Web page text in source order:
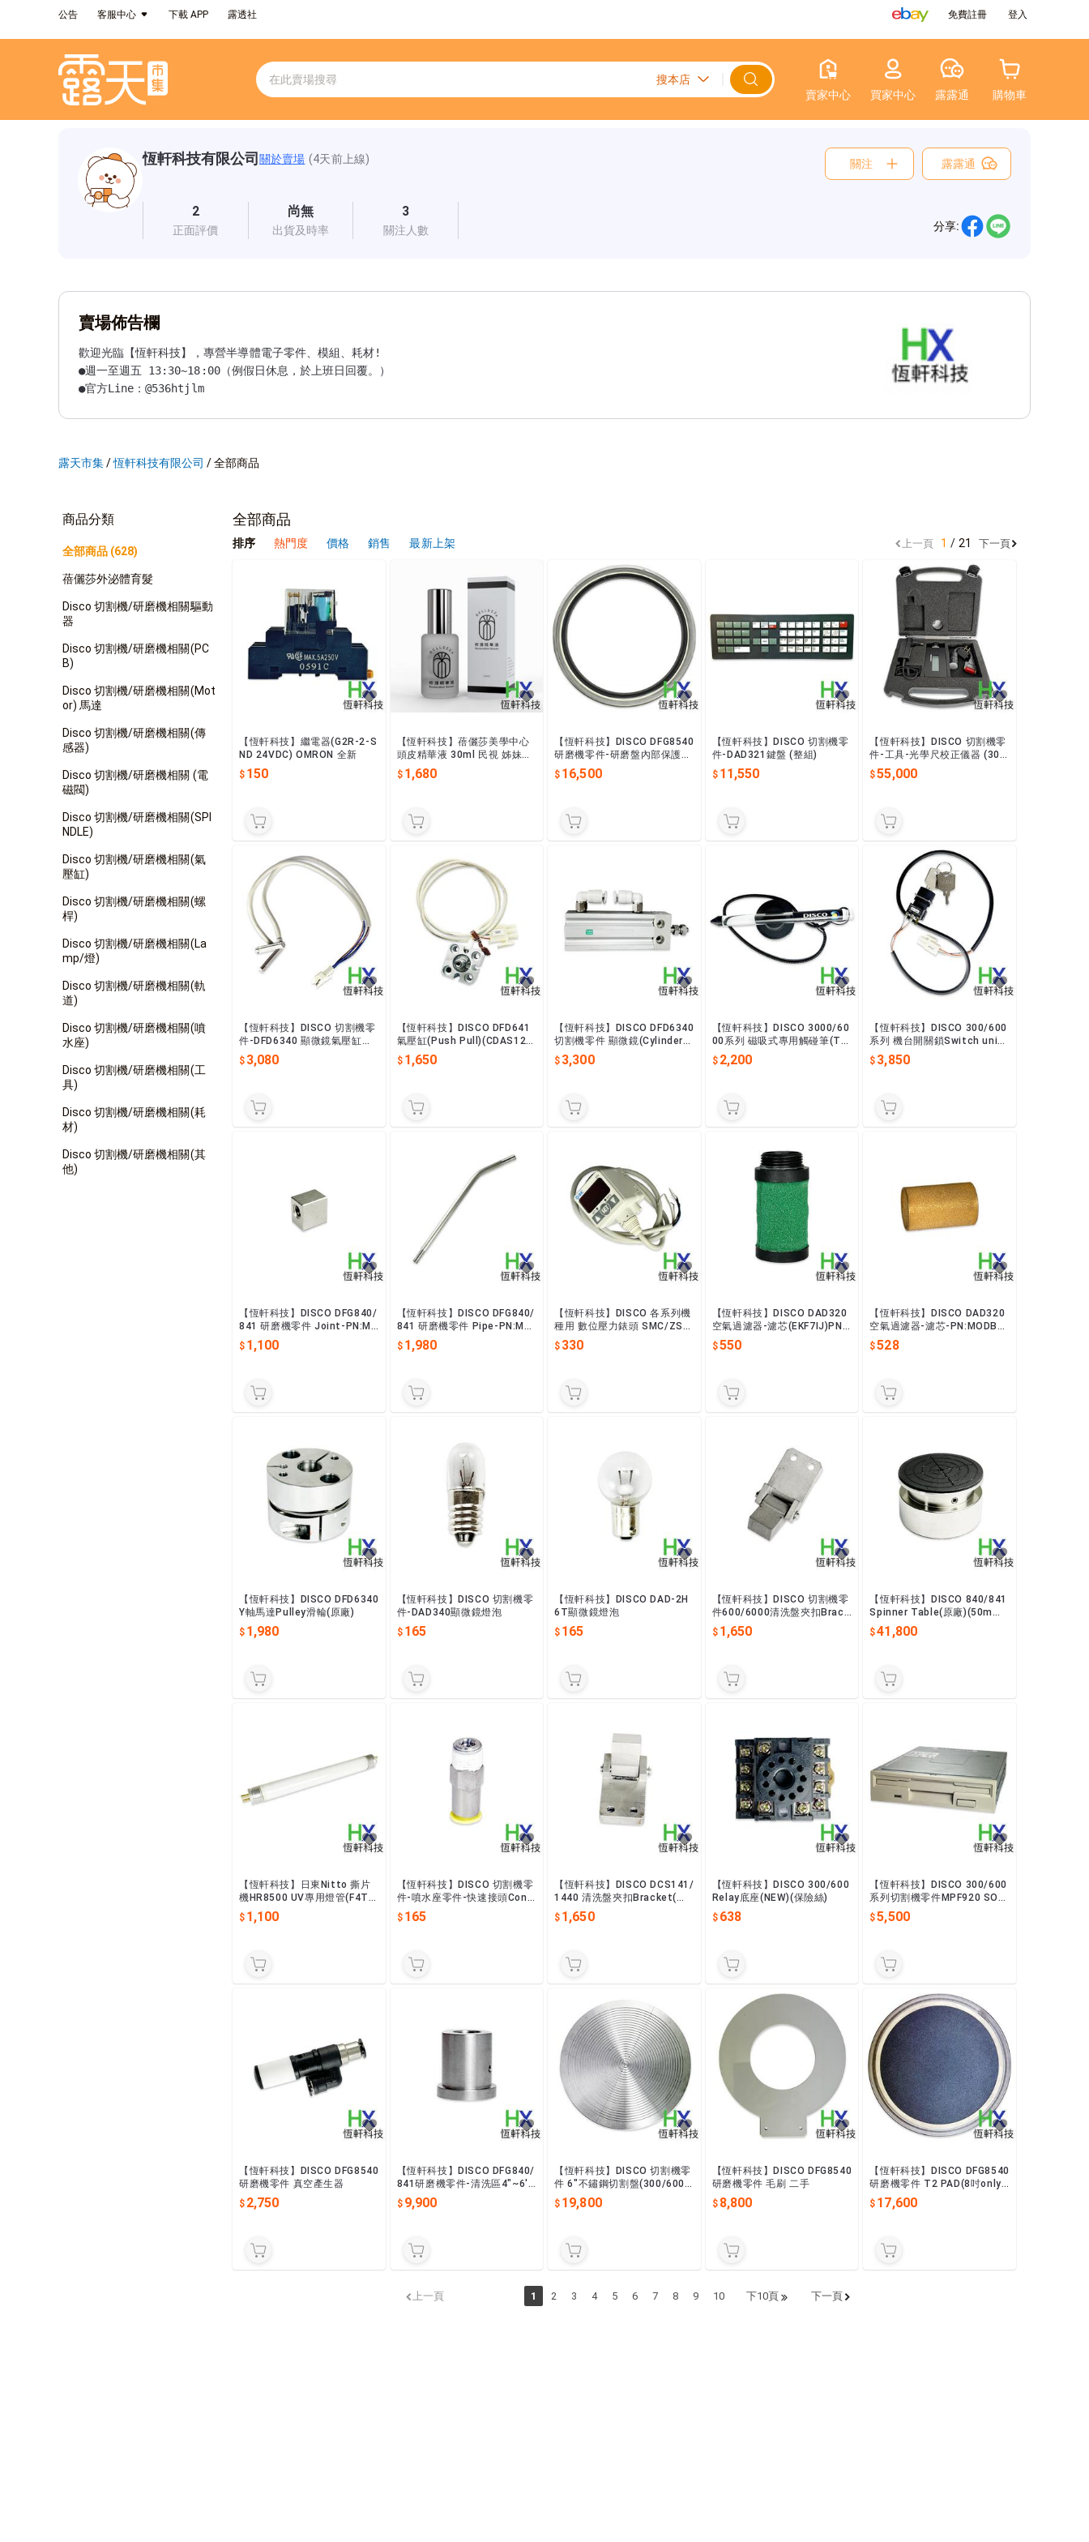
公告 客服中心 下載 APP 露透社 免費註冊 登入
賣家中心 買家中心 露露通 購物車
恆軒科技有限公司關於賣場 (4天前上線)
2
正面評價
尚無
出貨及時率
3
關注人數
關注 露露通
分享:
賣場佈告欄
歡迎光臨【恆軒科技】，專營半導體電子零件、模組、耗材!
●週一至週五 13:30~18:00（例假日休息，於上班日回覆。）
●官方Line：@536htjlm
●購買前請詳閱參考【關於我】。
露天市集/恆軒科技有限公司 /全部商品
商品分類
全部商品 (628)
蓓儷莎外泌體育髮
Disco 切割機/研磨機相關驅動
器
Disco 切割機/研磨機相關(PC
B)
Disco 切割機/研磨機相關(Mot
or) 馬達
Disco 切割機/研磨機相關(傳
感器)
Disco 切割機/研磨機相關 (電
磁閥)
Disco 切割機/研磨機相關(SPI
NDLE)
Disco 切割機/研磨機相關(氣
壓缸)
Disco 切割機/研磨機相關(螺
桿)
Disco 切割機/研磨機相關(La
mp/燈)
Disco 切割機/研磨機相關(軌
道)
Disco 切割機/研磨機相關(噴
水座)
Disco 切割機/研磨機相關(工
具)
Disco 切割機/研磨機相關(耗
材)
Disco 切割機/研磨機相關(其
他)
全部商品
排序 熱門度 價格 銷售 最新上架 上一頁 1 21 下一頁
【恆軒科技】繼電器(G2R-2-S
ND 24VDC) OMRON 全新
150
【恆軒科技】蓓儷莎美學中心
頭皮精華液 30ml 民視 姊妹亮
起來節目介紹 孔鏘老師推薦
1,680
【恆軒科技】DISCO DFG8540
研磨機零件-研磨盤內部保護罩
組 LJLR-910243-0 九成新
16,500
【恆軒科技】DISCO 切割機零
件-DAD321鍵盤 (整組)
11,550
【恆軒科技】DISCO 切割機零
件-工具-光學尺校正儀器 (300
0/6000)
55,000
【恆軒科技】DISCO 切割機零
件-DFD6340 顯微鏡氣壓缸開
關閘Sensor
3,080
【恆軒科技】DISCO DFD641
氣壓缸(Push Pull)(CDAS12X
5-1023W)EAUM--985600
1,650
【恆軒科技】DISCO DFD6340
切割機零件 顯微鏡(Cylinder)
(PN:LJTP-010114-2)
3,300
【恆軒科技】DISCO 3000/60
00系列 磁吸式專用觸碰筆(To
uch Pancd)
2,200
【恆軒科技】DISCO 300/600
系列 機台開關鎖Switch unit-
PN:EHML0008
3,850
【恆軒科技】DISCO DFG840/
841 研磨機零件 Joint-PN:MO
ENSA21
1,100
【恆軒科技】DISCO DFG840/
841 研磨機零件 Pipe-PN:MO
ENSA20
1,980
【恆軒科技】DISCO 各系列機
種用 數位壓力錶頭 SMC/ZSE
40F-01-30
330
【恆軒科技】DISCO DAD320
空氣過濾器-濾芯(EKF7IJ)PN:
MOELH11353B
550
【恆軒科技】DISCO DAD320
空氣過濾器-濾芯-PN:MODBH
06851
528
【恆軒科技】DISCO DFD6340
Y軸馬達Pulley滑輪(原廠)
1,980
【恆軒科技】DISCO 切割機零
件-DAD340顯微鏡燈泡
165
【恆軒科技】DISCO DAD-2H
6T顯微鏡燈泡
165
【恆軒科技】DISCO 切割機零
件600/6000清洗盤夾扣Brack
et(FELS-910021-0)
1,650
【恆軒科技】DISCO 840/841
Spinner Table(原廠)(50mm)
(橡皮表面)MOENS029--A
41,800
【恆軒科技】日東Nitto 撕片
機HR8500 UV專用燈管(F4T5
4WATT) HITACHI
1,100
【恆軒科技】DISCO 切割機零
件-噴水座零件-快速接頭Conn
ector(逆止閥)(6號)(3000/60
00系列)
165
【恆軒科技】DISCO DCS141/
1440 清洗盤夾扣Bracket(含
磁鐵)(FELS-910021-0)
1,650
【恆軒科技】DISCO 300/600
Relay底座(NEW)(保險絲)
638
【恆軒科技】DISCO 300/600
系列切割機零件MPF920 SON
Y 1.44M FDD軟碟機
5,500
【恆軒科技】DISCO DFG8540
研磨機零件 真空產生器
2,750
【恆軒科技】DISCO DFG840/
841研磨機零件-清洗區4"~6''
Cleaner Table
9,900
【恆軒科技】DISCO 切割機零
件 6"不鏽鋼切割盤(300/600
系列)PN:LDDN-910005-0
19,800
【恆軒科技】DISCO DFG8540
研磨機零件 毛刷 二手
8,800
【恆軒科技】DISCO DFG8540
研磨機零件 T2 PAD(8吋only)
PN:LJAT-910052-0 二手
17,600
上一頁 1 2 3 4 5 6 7 8 9 10 下10頁 下一頁